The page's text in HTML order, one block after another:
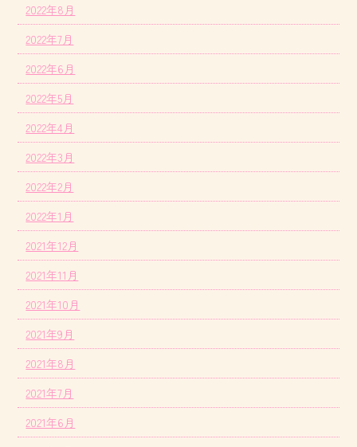
2022年8月
2022年7月
2022年6月
2022年5月
2022年4月
2022年3月
2022年2月
2022年1月
2021年12月
2021年11月
2021年10月
2021年9月
2021年8月
2021年7月
2021年6月